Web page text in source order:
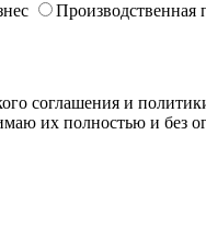
Производственная
соглашения и
их полностью и без